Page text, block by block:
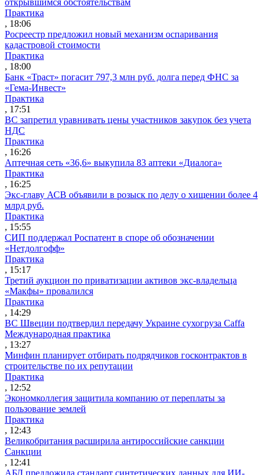
Практика
, 18:06
Росреестр предложил новый механизм оспаривания
кадастровой стоимости
Практика
, 18:00
Банк «Траст» погасит 797,3 млн руб. долга перед ФНС за
«Гема-Инвест»
Практика
, 17:51
ВС запретил уравнивать цены участников закупок без учета
НДС
Практика
, 16:26
Аптечная сеть «36,6» выкупила 83 аптеки «Диалога»
Практика
, 16:25
Экс-главу АСВ объявили в розыск по делу о хищении более 4
млрд руб.
Практика
, 15:55
СИП поддержал Роспатент в споре об обозначении
«Нетдолгофф»
Практика
, 15:17
Третий аукцион по приватизации активов экс-владельца
«Макфы» провалился
Практика
, 14:29
ВС Швеции подтвердил передачу Украине сухогруза Caffa
Международная практика
, 13:27
Минфин планирует отбирать подрядчиков госконтрактов в
строительстве по их репутации
Практика
, 12:52
Экономколлегия защитила компанию от переплаты за
пользование землей
Практика
, 12:43
Великобритания расширила антироссийские санкции
Санкции
, 12:41
АБД предложила стандарт синтетических данных для ИИ-